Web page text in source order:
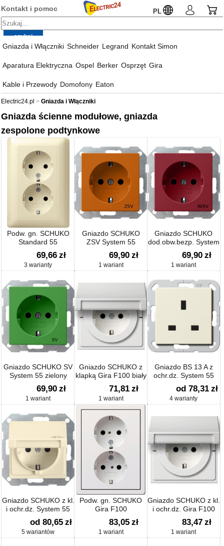
Kontakt i pomoc PL
Gniazda i Włączniki Schneider Legrand Kontakt Simon
Aparatura Elektryczna Ospel Berker Osprzęt Gira
Kable i Przewody Domofony Eaton
Electric24.pl Gniazda i Włączniki
Gniazda ścienne modułowe, gniazda
zespolone podtynkowe
Podw. gn. SCHUKO
Standard 55
69,66 zł
3 warianty
Gniazdo SCHUKO
ZSV System 55
pomarańczowa
69,90 zł
1 wariant
Gniazdo SCHUKO
dod.obw.bezp. System
55 czerwony
69,90 zł
1 wariant
Gniazdo SCHUKO SV
System 55 zielony
69,90 zł
1 wariant
Gniazdo SCHUKO z
klapką Gira F100 biały
71,81 zł
1 wariant
Gniazdo BS 13 A z
ochr.dz. System 55
od 78,31 zł
4 warianty
Gniazdo SCHUKO z kl.
i ochr.dz. System 55
od 80,65 zł
5 wariantów
Podw. gn. SCHUKO
Gira F100
83,05 zł
1 wariant
Gniazdo SCHUKO z kl.
i ochr.dz. Gira F100
biały
83,47 zł
1 wariant